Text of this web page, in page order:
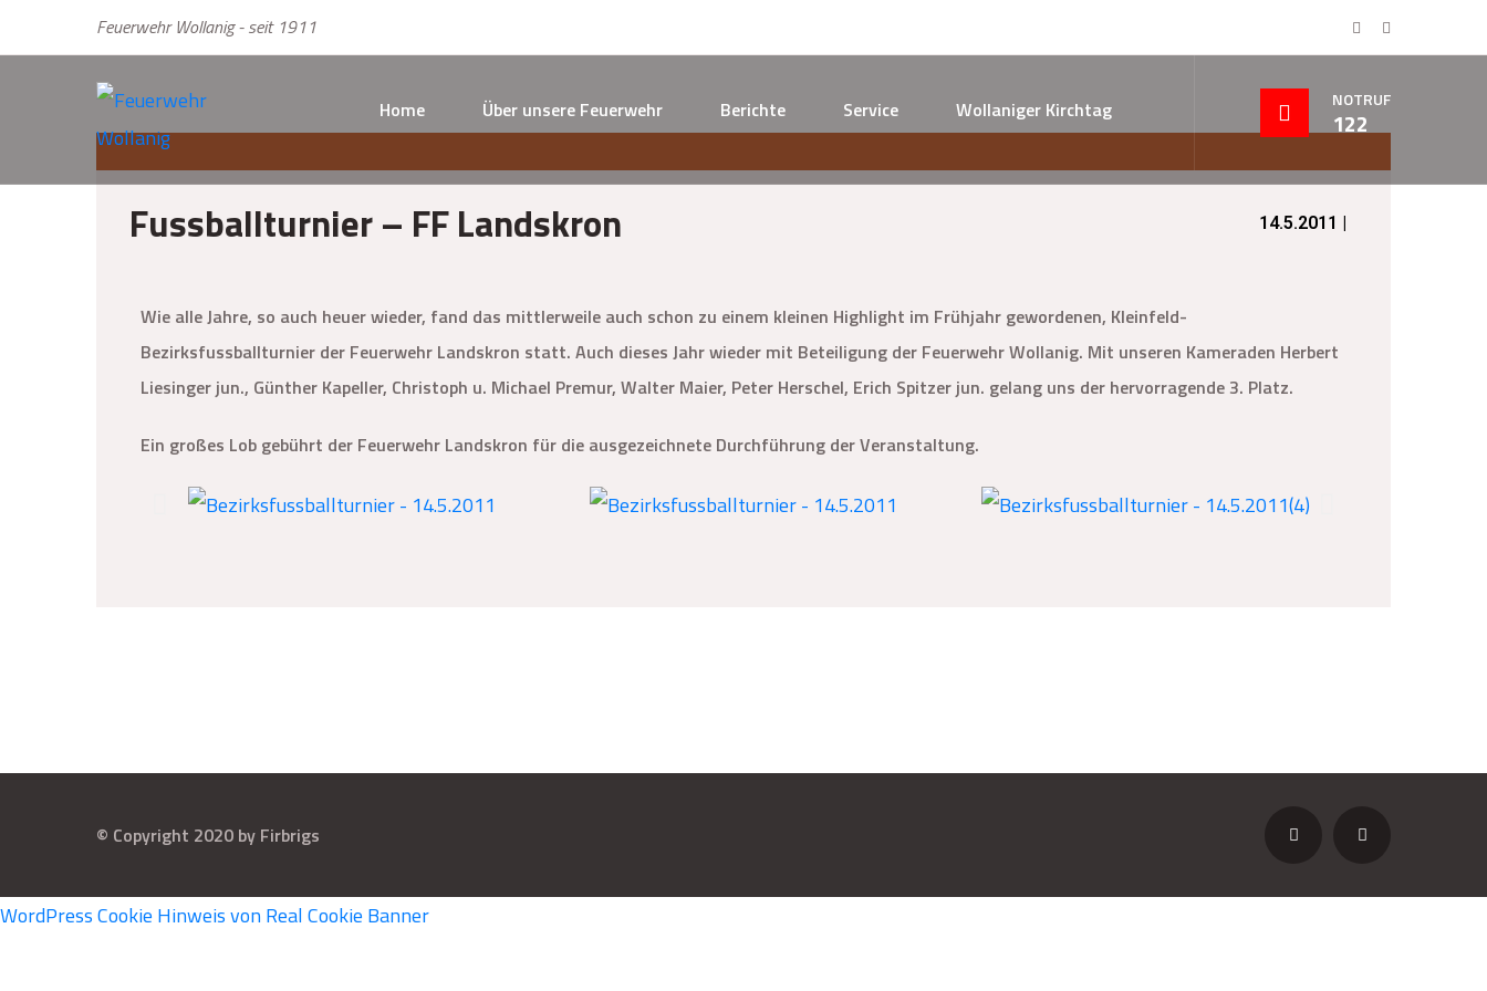
Feuerwehr Wollanig - seit 1911
Home Über unsere Feuerwehr Berichte Service Wollaniger Kirchtag NOTRUF
122
Fussballturnier – FF Landskron 14.5.2011 |
Wie alle Jahre, so auch heuer wieder, fand das mittlerweile auch schon zu einem kleinen Highlight im Frühjahr gewordenen, Kleinfeld-
Bezirksfussballturnier der Feuerwehr Landskron statt. Auch dieses Jahr wieder mit Beteiligung der Feuerwehr Wollanig. Mit unseren Kameraden Herbert
Liesinger jun., Günther Kapeller, Christoph u. Michael Premur, Walter Maier, Peter Herschel, Erich Spitzer jun. gelang uns der hervorragende 3. Platz.
Ein großes Lob gebührt der Feuerwehr Landskron für die ausgezeichnete Durchführung der Veranstaltung.
© Copyright 2020 by Firbrigs
WordPress Cookie Hinweis von Real Cookie Banner